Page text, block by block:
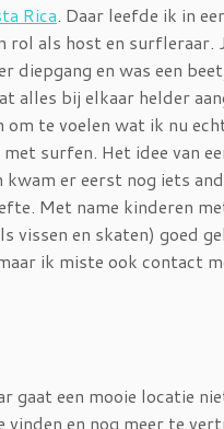
Rica. Daar leefde ik in
rol als host en surfleraar.
diepgang en was een
alles bij elkaar helder
te voelen wat ik nu
surfen. Het idee van
er eerst nog iets
Met name kinderen
vissen en skaten) goed
ik miste ook contact
gaat een mooie locatie
en nog meer te